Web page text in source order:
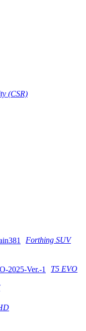
(CSR)
Forthing SUV
T5 EVO